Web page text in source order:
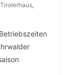
Tirolerhaus,